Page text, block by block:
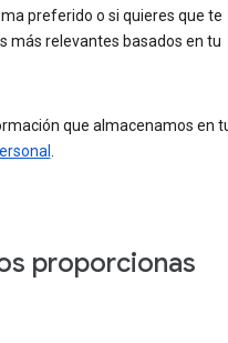
preferido o si quieres que te
más relevantes basados en tu
que almacenamos en
proporcionas